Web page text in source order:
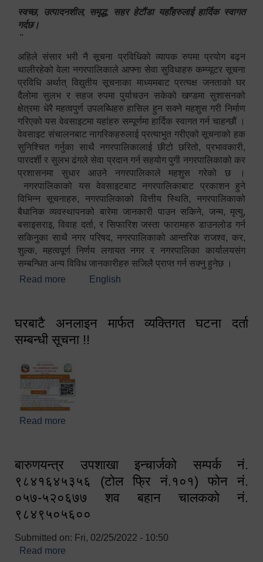
स्वच्छ, उत्पादनशील, समृद्ध, सहर हेटौंडा यहाँहरुलाई हार्दिक स्वागत
गर्दछ।
"
अहिले संसार भरी नै सूचना प्रविधिको व्यापक रुपमा प्रयोग बढ्न
थालीरहेको वेला नगरपालिकाले आफ्ना सेवा सुविधाहरु कम्प्यूटर सूचना
प्रविधि अर्थात् विद्युतीय सूचनाका माध्यमबाट प्रत्यक्ष जनताको घर
दैलोमा सुलभ र सहज रुपमा पुर्याचउन सकेको खण्डमा सुशासनको
क्षेत्रमा धेरै महत्वपुर्ण उपलब्धिहरु हासिल हुन सक्ने महशुस गरी निर्माण
गरिएको यस वेवसाइटमा यहांहरु सम्पूर्णमा हार्दिक स्वागत गर्न चाहन्छौं ।
वेवसाइट संचालनबाट नागरिकहरुलाई प्रत्याभुत गरीएको सूचनाको हक
सुनिश्चित गर्नुका साथै नगरपालिकालाई छीटो छरितो, प्रभावकारी,
पारदर्शी र सुलभ ढंगले सेवा प्रदान गर्न सहयोग पुगी नगरपालिकाको कर
प्रशासनमा सुधार आउने नगरपालिकाले महशुस गरेको छ ।
नगरपालिकाको यस वेवसाइटबाट नगरपालिकाबाट प्रकाशन हुने
विभिन्न सूचनाहरु, नगरपालिकाको वित्तीय स्थिति, नगरपालिकाको
बैधानिक व्यवस्थापनको बारेमा जानकारी पाउन सकिने, जन्म, मृत्यु,
बसाइसराइ, विवाह दर्ता, र सिफारिश जस्ता फारामहरु डाउनलोड गर्न
सकिनुका साथै नगर परिषद, नगरपालिकाको आन्तरिक राजश्व, कर,
शुल्क, महत्वपूर्ण निर्णय लगायत नगर र नगरपालिका कार्यालयसंग
सम्बन्धित अन्य विविध जानकारीहरु सजिलै प्राप्त गर्न सक्नु हुनेछ ।
Read more about स्वागतम!!!
English
घरबाटै अनलाइन मार्फत व्यक्तिगत घटना दर्ता
सम्बन्धी सूचना !!
Read more
बारुणयन्त्र उपशाखा इन्चार्जको सम्पर्क नं.
९८४१६४५३५६ (टोल फ्रि नं.१०१) फोन नं.
०५७-५२०६७७ शव बहान चालकको नं.
९८४९५०५६००
Submitted on: Fri, 02/25/2022 - 10:50
Read more